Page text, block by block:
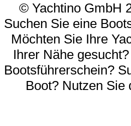
© Yachtino GmbH
Suchen Sie eine
Möchten Sie Ihre
Ihrer Nähe
Bootsführerschein?
Boot? Nutzen